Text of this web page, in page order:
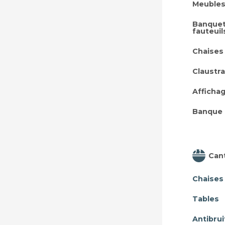
Banque
Tables